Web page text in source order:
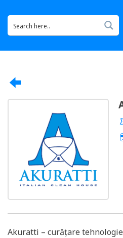
Akuratti – curățare